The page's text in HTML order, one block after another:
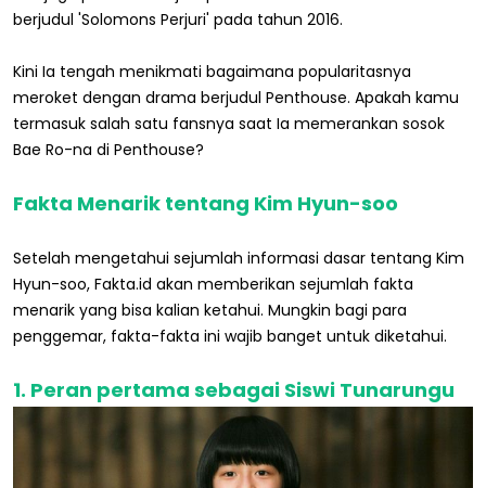
berjudul 'Solomons Perjuri' pada tahun 2016.
Kini Ia tengah menikmati bagaimana popularitasnya
meroket dengan drama berjudul Penthouse. Apakah kamu
termasuk salah satu fansnya saat Ia memerankan sosok
Bae Ro-na di Penthouse?
Fakta Menarik tentang Kim Hyun-soo
Setelah mengetahui sejumlah informasi dasar tentang Kim
Hyun-soo, Fakta.id akan memberikan sejumlah fakta
menarik yang bisa kalian ketahui. Mungkin bagi para
penggemar, fakta-fakta ini wajib banget untuk diketahui.
1. Peran pertama sebagai Siswi Tunarungu